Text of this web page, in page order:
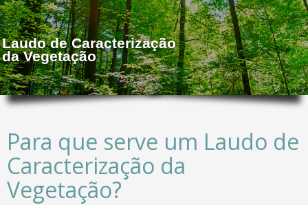
Laudo de Caracterização
da Vegetação
Para que serve um Laudo de
Caracterização da
Vegetação?